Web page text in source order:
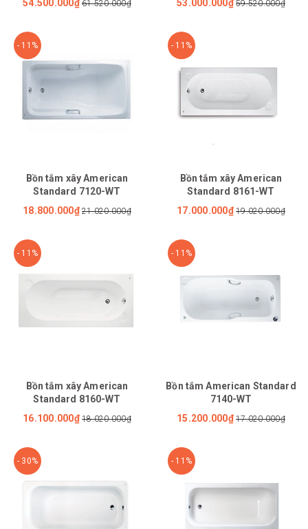
54.500.000₫ 61.520.000₫
1.7M
53.000.000₫ 59.520.000₫
- 11%
Bồn tắm xây American
Standard 7120-WT
18.800.000₫ 21.020.000₫
- 11%
Bồn tắm xây American
Standard 8161-WT
17.000.000₫ 19.020.000₫
- 11%
Bồn tắm xây American
Standard 8160-WT
16.100.000₫ 18.020.000₫
- 11%
Bồn tắm American Standard
7140-WT
15.200.000₫ 17.020.000₫
- 30% - 11%